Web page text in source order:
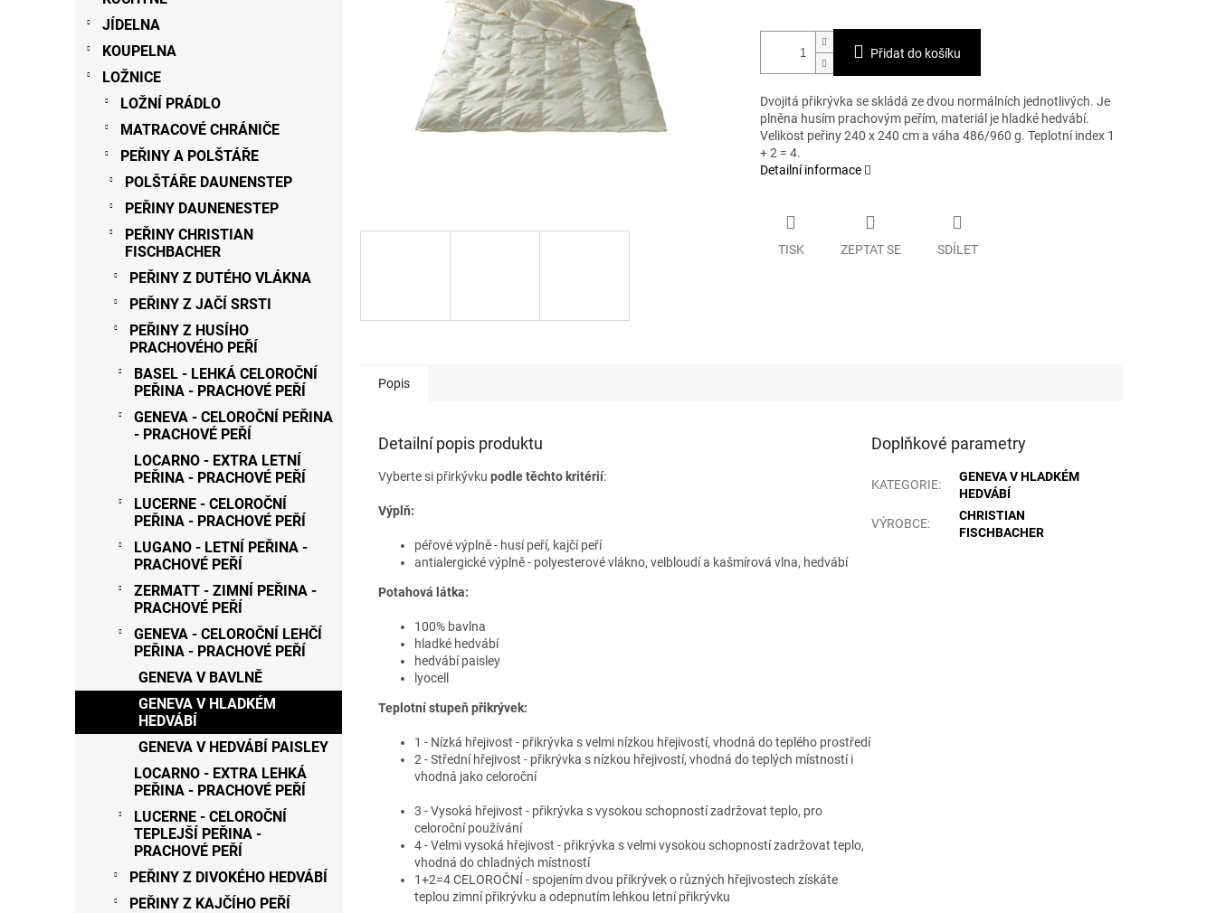
JÍDELNA
KOUPELNA
LOŽNICE
LOŽNÍ PRÁDLO
MATRACOVÉ CHRÁNIČE
PEŘINY A POLŠTÁŘE
POLŠTÁŘE DAUNENSTEP
PEŘINY DAUNENESTEP
PEŘINY CHRISTIAN
FISCHBACHER
PEŘINY Z DUTÉHO VLÁKNA
PEŘINY Z JAČÍ SRSTI
PEŘINY Z HUSÍHO
PRACHOVÉHO PEŘÍ
BASEL - LEHKÁ CELOROČNÍ
PEŘINA - PRACHOVÉ PEŘÍ
GENEVA - CELOROČNÍ PEŘINA
- PRACHOVÉ PEŘÍ
LOCARNO - EXTRA LETNÍ
PEŘINA - PRACHOVÉ PEŘÍ
LUCERNE - CELOROČNÍ
PEŘINA - PRACHOVÉ PEŘÍ
LUGANO - LETNÍ PEŘINA -
PRACHOVÉ PEŘÍ
ZERMATT - ZIMNÍ PEŘINA -
PRACHOVÉ PEŘÍ
GENEVA - CELOROČNÍ LEHČÍ
PEŘINA - PRACHOVÉ PEŘÍ
GENEVA V BAVLNĚ
GENEVA V HLADKÉM
HEDVÁBÍ
GENEVA V HEDVÁBÍ PAISLEY
LOCARNO - EXTRA LEHKÁ
PEŘINA - PRACHOVÉ PEŘÍ
LUCERNE - CELOROČNÍ
TEPLEJŠÍ PEŘINA -
PRACHOVÉ PEŘÍ
PEŘINY Z DIVOKÉHO HEDVÁBÍ
PEŘINY Z KAJČÍHO PEŘÍ
Přidat do košíku
Dvojitá přikrývka se skládá ze dvou normálních jednotlivých. Je
plněna husím prachovým peřím, materiál je hladké hedvábí.
Velikost peřiny 240 x 240 cm a váha 486/960 g. Teplotní index 1
+ 2 = 4.
Detailní informace
TISK ZEPTAT SE SDÍLET
Popis
Detailní popis produktu
Vyberte si přirkývku podle těchto kritérií:
Výplň:
péřové výplně - husí peří, kajčí peří
antialergické výplně - polyesterové vlákno, velbloudí a kašmírová vlna, hedvábí
Potahová látka:
100% bavlna
hladké hedvábí
hedvábí paisley
lyocell
Teplotní stupeň přikrývek:
1 - Nízká hřejivost - přikrývka s velmi nízkou hřejivostí, vhodná do teplého prostředí
2 - Střední hřejivost - přikrývka s nízkou hřejivostí, vhodná do teplých místností i
vhodná jako celoroční
3 - Vysoká hřejivost - přikrývka s vysokou schopností zadržovat teplo, pro
celoroční používání
4 - Velmi vysoká hřejivost - přikrývka s velmi vysokou schopností zadržovat teplo,
vhodná do chladných místností
1+2=4 CELOROČNÍ - spojením dvou přikrývek o různých hřejivostech získáte
teplou zimní přikrývku a odepnutím lehkou letní přikrývku
Doplňkové parametry
KATEGORIE:
GENEVA V HLADKÉM
HEDVÁBÍ
VÝROBCE:
CHRISTIAN
FISCHBACHER